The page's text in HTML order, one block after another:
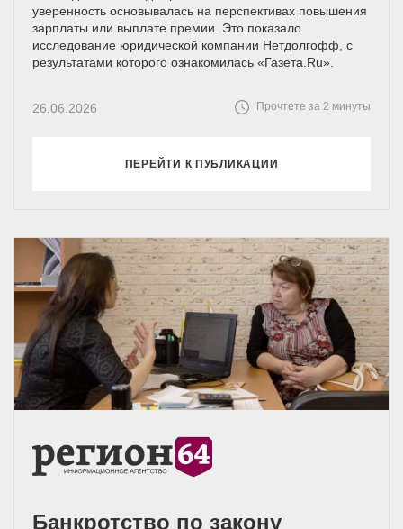
уверенность основывалась на перспективах повышения
зарплаты или выплате премии. Это показало
исследование юридической компании Нетдолгофф, с
результатами которого ознакомилась «Газета.Ru».
26.06.2026 Прочтете за 2 минуты
ПЕРЕЙТИ К ПУБЛИКАЦИИ
Банкротство по закону